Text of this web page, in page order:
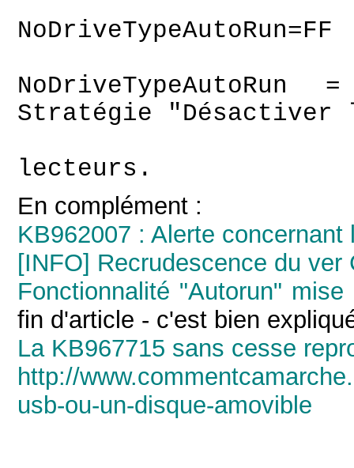
NoDriveTypeAutoRun=FF
Stratégie "Désactiver
lecteurs.
En complément :
KB962007 : Alerte
[INFO] Recrudescence du
Fonctionnalité "Autorun"
fin d'article - c'est bien
La KB967715 sans cesse
http://
usb-ou-un-disque-amovible